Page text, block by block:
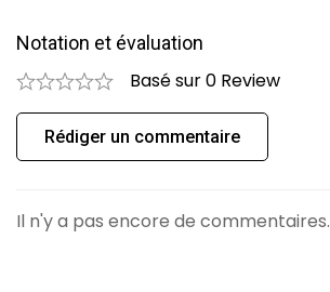
Notation et évaluation
Basé sur 0 Review
Rédiger un commentaire
Il n'y a pas encore de commentaires.
Questions et réponses
0Question